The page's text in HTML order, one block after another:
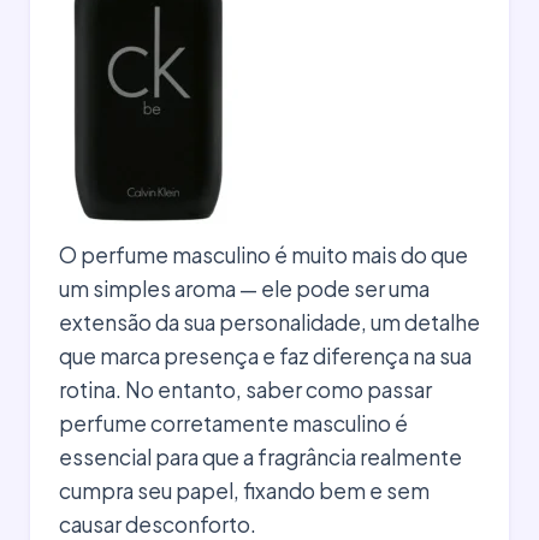
O perfume masculino é muito mais do que
um simples aroma — ele pode ser uma
extensão da sua personalidade, um detalhe
que marca presença e faz diferença na sua
rotina. No entanto, saber como passar
perfume corretamente masculino é
essencial para que a fragrância realmente
cumpra seu papel, fixando bem e sem
causar desconforto.